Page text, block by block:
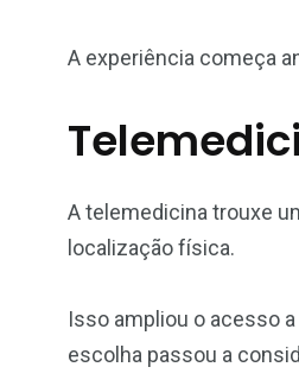
A experiência começa
A telemedicina trouxe
localização física.
Isso ampliou o acesso
escolha passou a